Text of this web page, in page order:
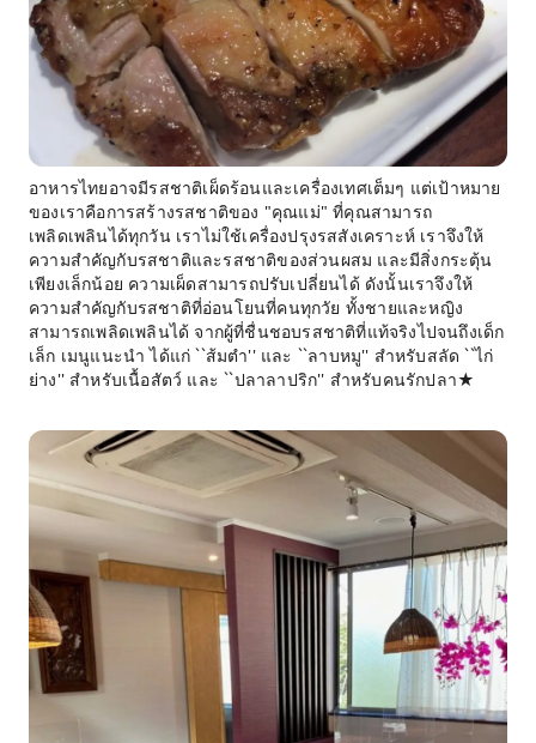
อาหารไทยอาจมีรสชาติเผ็ดร้อนและเครื่องเทศเต็มๆ แต่เป้าหมาย
ของเราคือการสร้างรสชาติของ "คุณแม่" ที่คุณสามารถ
เพลิดเพลินได้ทุกวัน เราไม่ใช้เครื่องปรุงรสสังเคราะห์ เราจึงให้
ความสำคัญกับรสชาติและรสชาติของส่วนผสม และมีสิ่งกระตุ้น
เพียงเล็กน้อย ความเผ็ดสามารถปรับเปลี่ยนได้ ดังนั้นเราจึงให้
ความสำคัญกับรสชาติที่อ่อนโยนที่คนทุกวัย ทั้งชายและหญิง
สามารถเพลิดเพลินได้ จากผู้ที่ชื่นชอบรสชาติที่แท้จริงไปจนถึงเด็ก
เล็ก เมนูแนะนำ ได้แก่ ``ส้มตำ'' และ ``ลาบหมู'' สำหรับสลัด ``ไก่
ย่าง'' สำหรับเนื้อสัตว์ และ ``ปลาลาปริก'' สำหรับคนรักปลา★